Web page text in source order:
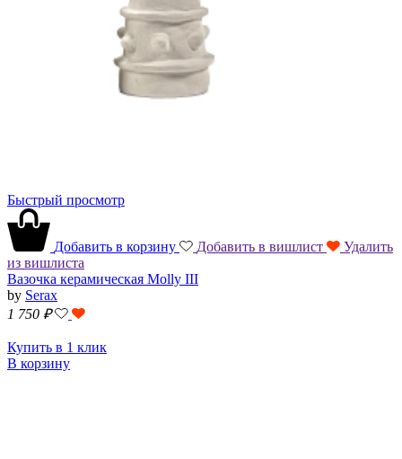
Быстрый просмотр
Добавить в корзину Добавить в вишлист
Удалить
из вишлиста
Вазочка керамическая Molly III
by Serax
1 750 ₽
Купить в 1 клик
В корзину